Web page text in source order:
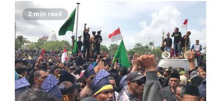
2 min read